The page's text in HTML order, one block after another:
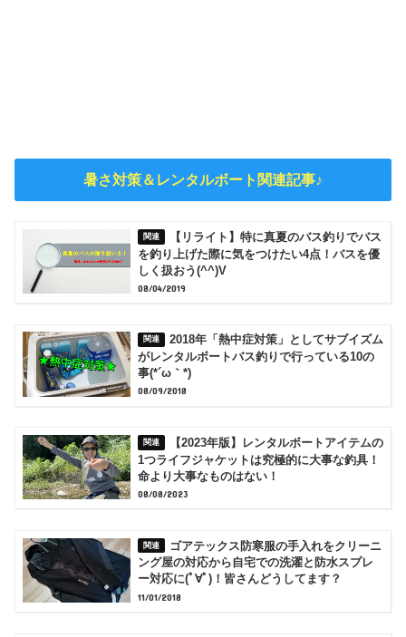
暑さ対策＆レンタルボート関連記事♪
【リライト】特に真夏のバス釣りでバス
を釣り上げた際に気をつけたい4点！バスを優
しく扱おう(^^)V
08/04/2019
2018年「熱中症対策」としてサブイズム
がレンタルボートバス釣りで行っている10の
事(*´ω｀*)
08/09/2018
【2023年版】レンタルボートアイテムの
1つライフジャケットは究極的に大事な釣具！
命より大事なものはない！
08/08/2023
ゴアテックス防寒服の手入れをクリーニ
ング屋の対応から自宅での洗濯と防水スプレ
ー対応に(ﾟ∀ﾟ)！皆さんどうしてます？
11/01/2018